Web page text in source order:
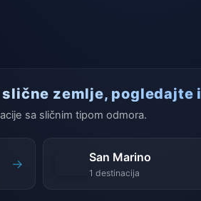
zemlje, pogledajte i
sa sličnim tipom odmora.
→ San Marino
1 destinacija